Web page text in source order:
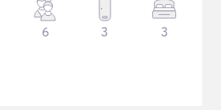
6 3 3